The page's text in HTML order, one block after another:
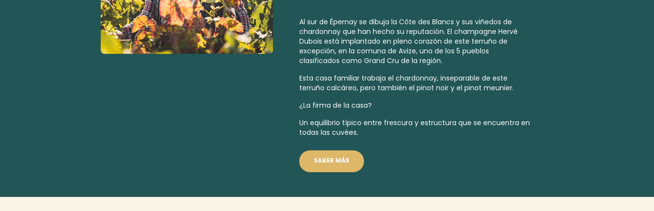
Al sur de Épernay se dibuja la Côte des Blancs y sus viñedos de
chardonnay que han hecho su reputación. El champagne Hervé
Dubois está implantado en pleno corazón de este terruño de
excepción, en la comuna de Avize, uno de los 5 pueblos
clasificados como Grand Cru de la región.
Esta casa familiar trabaja el chardonnay, inseparable de este
terruño calcáreo, pero también el pinot noir y el pinot meunier.
¿La firma de la casa?
Un equilibrio típico entre frescura y estructura que se encuentra en
todas las cuvées.
SABER MÁS